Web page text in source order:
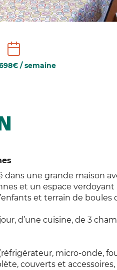
/ semaine
une grande maison
et un espace verdoyant
et terrain de boules
d’une cuisine, de 3
micro-onde,
couverts et